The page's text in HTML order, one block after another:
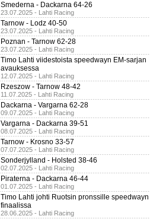
Smederna - Dackarna 64-26
23.07.2025 - Lahti Racing
Tarnow - Lodz 40-50
23.07.2025 - Lahti Racing
Poznan - Tarnow 62-28
23.07.2025 - Lahti Racing
Timo Lahti viidestoista speedwayn EM-sarjan
avauksessa
12.07.2025 - Lahti Racing
Rzeszow - Tarnow 48-42
11.07.2025 - Lahti Racing
Dackarna - Vargarna 62-28
09.07.2025 - Lahti Racing
Vargarna - Dackarna 39-51
08.07.2025 - Lahti Racing
Tarnow - Krosno 33-57
07.07.2025 - Lahti Racing
Sonderjylland - Holsted 38-46
02.07.2025 - Lahti Racing
Piraterna - Dackarna 46-44
01.07.2025 - Lahti Racing
Timo Lahti johti Ruotsin pronssille speedwayn
finaalissa
28.06.2025 - Lahti Racing